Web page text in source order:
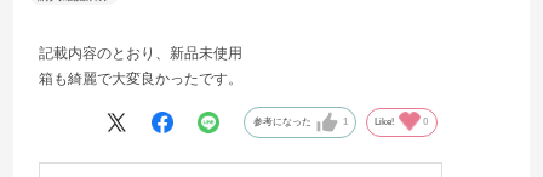
記載内容のとおり、新品未使用
箱も綺麗で大変良かったです。
参考になった 1 Like! 0